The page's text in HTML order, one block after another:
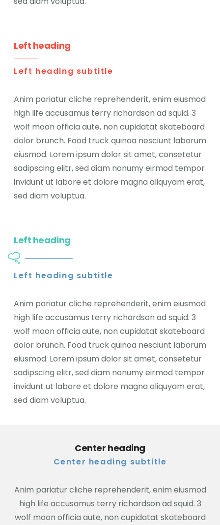
Left heading
Left heading subtitle
Anim pariatur cliche reprehenderit, enim eiusmod
high life accusamus terry richardson ad squid. 3
wolf moon officia aute, non cupidatat skateboard
dolor brunch. Food truck quinoa nesciunt laborum
eiusmod. Lorem ipsum dolor sit amet, consetetur
sadipscing elitr, sed diam nonumy eirmod tempor
invidunt ut labore et dolore magna aliquyam erat,
sed diam voluptua.
Left heading
Left heading subtitle
Anim pariatur cliche reprehenderit, enim eiusmod
high life accusamus terry richardson ad squid. 3
wolf moon officia aute, non cupidatat skateboard
dolor brunch. Food truck quinoa nesciunt laborum
eiusmod. Lorem ipsum dolor sit amet, consetetur
sadipscing elitr, sed diam nonumy eirmod tempor
invidunt ut labore et dolore magna aliquyam erat,
sed diam voluptua.
Center heading
Center heading subtitle
Anim pariatur cliche reprehenderit, enim eiusmod
high life accusamus terry richardson ad squid. 3
wolf moon officia aute, non cupidatat skateboard